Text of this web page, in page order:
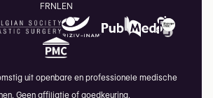
FRNLEN
uit openbare en professionele medische
Geen affiliatie of goedkeuring.